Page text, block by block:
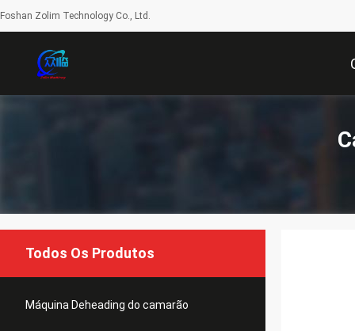
Foshan Zolim Technology Co., Ltd.
Todos Os Produtos
Máquina Deheading do camarão